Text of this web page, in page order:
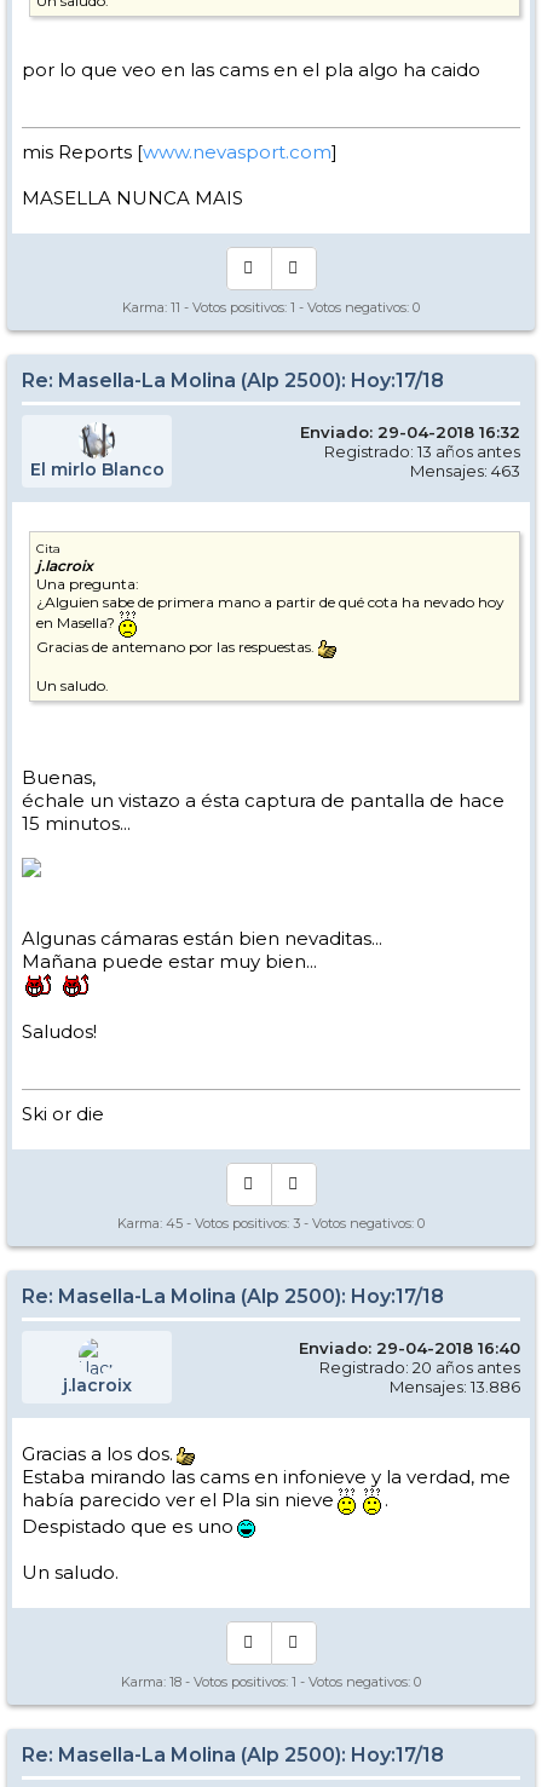
por lo que veo en las cams en el pla algo ha caido
mis Reports [www.nevasport.com]
MASELLA NUNCA MAIS
Karma: 11 - Votos positivos: 1 - Votos negativos: 0
Re: Masella-La Molina (Alp 2500): Hoy:17/18
El mirlo Blanco
Enviado: 29-04-2018 16:32
Registrado: 13 años antes
Mensajes: 463
Cita
j.lacroix
Una pregunta:
¿Alguien sabe de primera mano a partir de qué cota ha nevado hoy
en Masella?
Gracias de antemano por las respuestas.
Un saludo.
Buenas,
échale un vistazo a ésta captura de pantalla de hace
15 minutos...
Algunas cámaras están bien nevaditas...
Mañana puede estar muy bien...
Saludos!
Ski or die
Karma: 45 - Votos positivos: 3 - Votos negativos: 0
Re: Masella-La Molina (Alp 2500): Hoy:17/18
j.lacroix
Enviado: 29-04-2018 16:40
Registrado: 20 años antes
Mensajes: 13.886
Gracias a los dos.
Estaba mirando las cams en infonieve y la verdad, me
había parecido ver el Pla sin nieve
.
Despistado que es uno
Un saludo.
Karma: 18 - Votos positivos: 1 - Votos negativos: 0
Re: Masella-La Molina (Alp 2500): Hoy:17/18